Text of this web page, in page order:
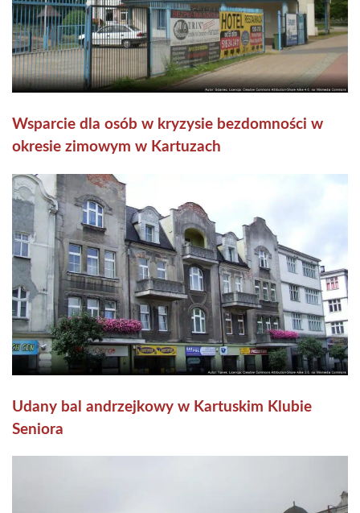
Wsparcie dla osób w kryzysie bezdomności w
okresie zimowym w Kartuzach
Udany bal andrzejkowy w Kartuskim Klubie
Seniora